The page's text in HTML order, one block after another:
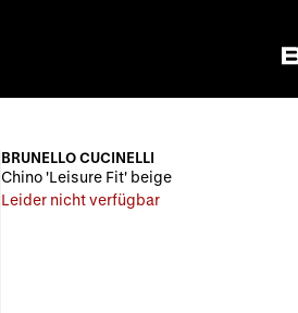
BRUNELLO CUCINELLI
Chino 'Leisure Fit' beige
Leider nicht verfügbar